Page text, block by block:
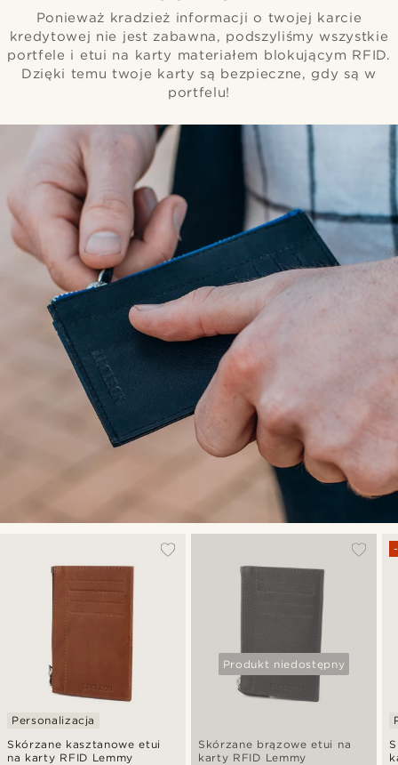
Ponieważ kradzież informacji o twojej karcie
kredytowej nie jest zabawna, podszyliśmy wszystkie
portfele i etui na karty materiałem blokującym RFID.
Dzięki temu twoje karty są bezpieczne, gdy są w
portfelu!
Skórzane kasztanowe etui
na karty RFID Lemmy
Personalizacja
Produkt niedostępny
Skórzane brązowe etui na
karty RFID Lemmy